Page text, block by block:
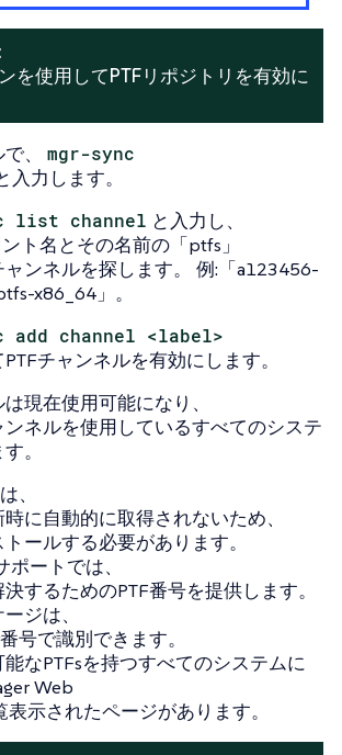
を使用してPTFリポジトリを有効に
、
mgr-sync
入力します。
list channel と入力し、
ト名とその名前の「ptfs」
ャンネルを探します。 例:「a123456-
x86_64」。
add channel <label>
チャンネルを有効にします。
現在使用可能になり、
ネルを使用しているすべてのシステ
。
、
に自動的に取得されないため、
ールする必要があります。
ポートでは、
するためのPTF番号を提供します。
ジは、
号で識別できます。
なPTFsを持つすべてのシステムに
Web
表示されたページがあります。